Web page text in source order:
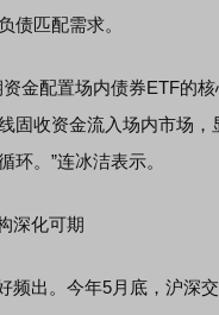
债匹配需求。
配置场内债券ETF的核
固收资金流入场内市场
环。”连冰洁表示。
深化可期
出。今年5月底，沪深交